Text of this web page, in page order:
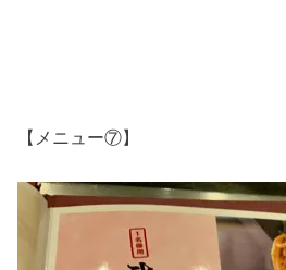
【メニュー⑦】